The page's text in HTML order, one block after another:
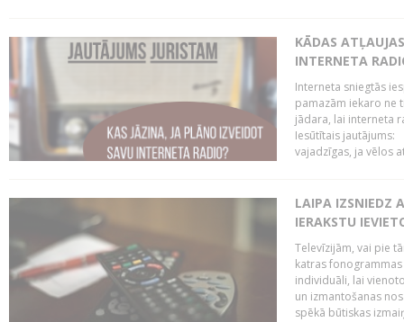
KĀDAS
INTERNETA
Interneta sniegtās
pamazām iekaro ne
jādara, lai interneta
Iesūtītais jautājums:
vajadzīgas, ja vēlos
LAIPA IZSNIEDZ
IERAKSTU
Televīzijām, vai pie
katras
individuāli, lai
un izmantošanas
spēkā būtiskas